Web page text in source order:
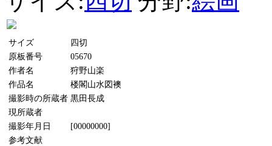
サイズ
四切
原板番号
05670
作者名
狩野山楽
作品名
楼閣山水図襖
撮影時の所蔵者 黒田長成
現所蔵者
撮影年月日
[00000000]
参考文献